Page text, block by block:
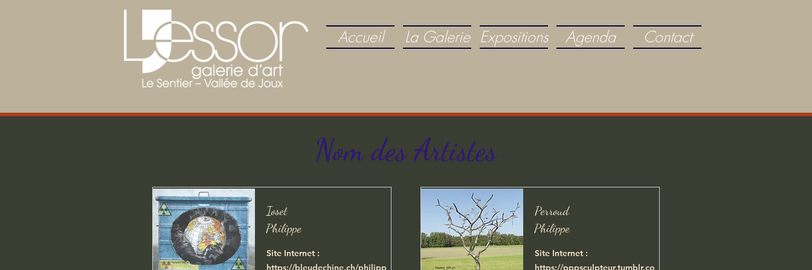
Accueil La Galerie Expositions Agenda Contact
Nom des Artistes
Ioset
Philippe
Site Internet :
https://bleudechine.ch/philipp
Perroud
Philippe
Site Internet :
https://pppsculpteur.tumblr.co